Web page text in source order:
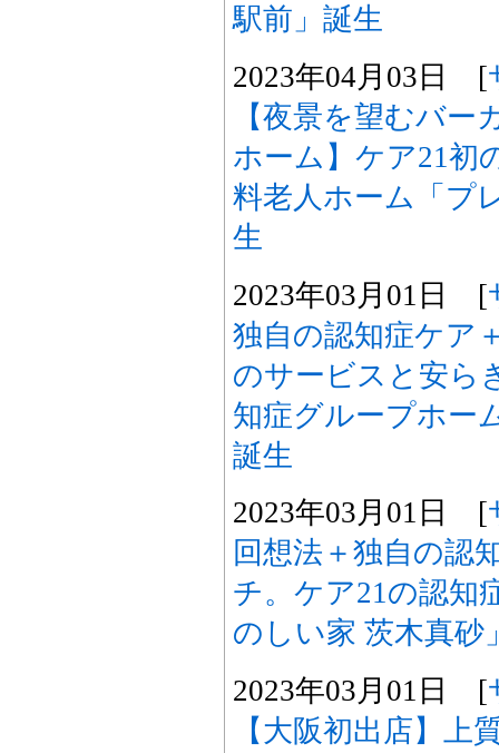
駅前」誕生
2023年04月03日 [
【夜景を望むバ
ホーム】ケア21初
料老人ホーム「プ
生
2023年03月01日 [
独自の認知症ケア
のサービスと安ら
知症グループホー
誕生
2023年03月01日 [
回想法＋独自の認
チ。ケア21の認知
のしい家 茨木真砂
2023年03月01日 [
【大阪初出店】上